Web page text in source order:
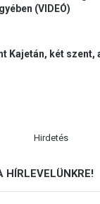
(VIDEÓ)
Kajetán, két
Hirdetés
HÍRLEVELÜNKRE!